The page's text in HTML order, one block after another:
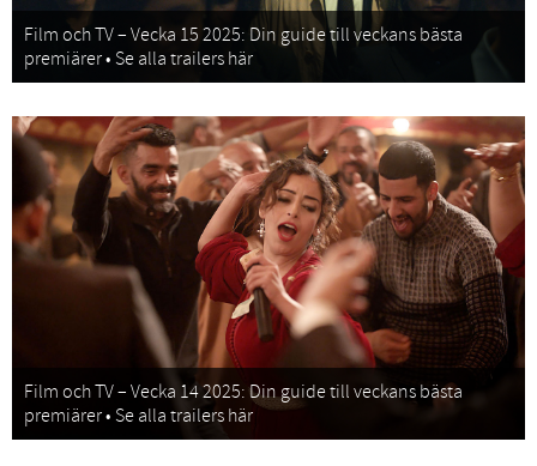
Film och TV – Vecka 15 2025: Din guide till veckans bästa
premiärer • Se alla trailers här
Film och TV – Vecka 14 2025: Din guide till veckans bästa
premiärer • Se alla trailers här